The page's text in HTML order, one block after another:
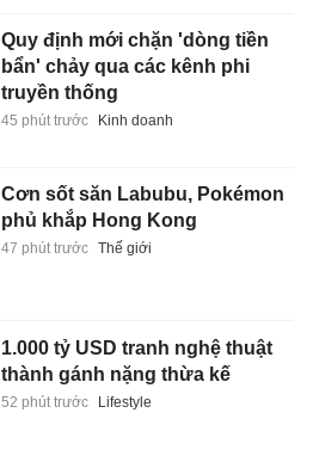
Quy định mới chặn 'dòng tiền
bẩn' chảy qua các kênh phi
truyền thống
45 phút trước Kinh doanh
Cơn sốt săn Labubu, Pokémon
phủ khắp Hong Kong
47 phút trước Thế giới
1.000 tỷ USD tranh nghệ thuật
thành gánh nặng thừa kế
52 phút trước Lifestyle